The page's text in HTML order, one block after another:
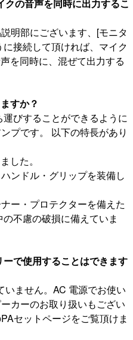
クの音声を同時に出力するこ
明部にございます、[モニタ
接続して頂ければ、マイク
を同時に、混ぜて出力する
すか？
びすることができるように
プです。 以下の特長があり
した。
ンドル・グリップを装備し
ー・プロテクターを備えた
不慮の破損に備えていま
で使用することはできます
ません。AC 電源でお使い
カーのお取り扱いもござい
セットページをご覧頂けま